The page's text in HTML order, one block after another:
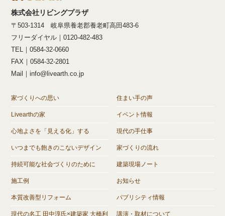
株式会社リビングプラザ
〒503-1314 岐阜県養老郡養老町高田483-6
フリーダイヤル｜0120-482-483
TEL｜0584-32-0660
FAX｜0584-32-2801
Mail｜info@livearth.co.jp
家づくりへの思い
Livearthの家
心地よさを「見える化」する
いつまでも飽きのこないデザイン
持続可能な社会づくりのために
施工例
本質改善型リフォーム
現代の名工 田中淳氏×建築家 大橋利
住まい手の声
イベント情報
現代の手仕事
家づくりの流れ
建築現場ノート
お知らせ
パブリシティ情報
講演・取材について